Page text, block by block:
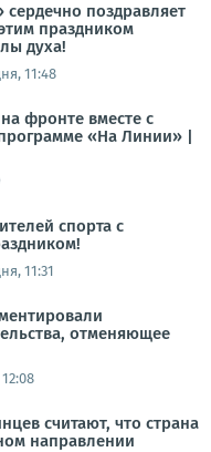
поздравляет
праздником
духа!
11:48
фронте вместе с
«На Линии» |
спорта с
11:31
отменяющее
считают, что страна
направлении